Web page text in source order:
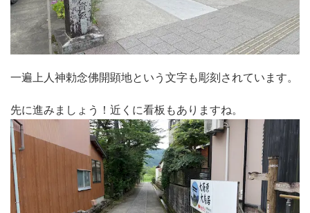
一遍上人神勅念佛開顕地という文字も彫刻されています。
先に進みましょう！近くに看板もありますね。